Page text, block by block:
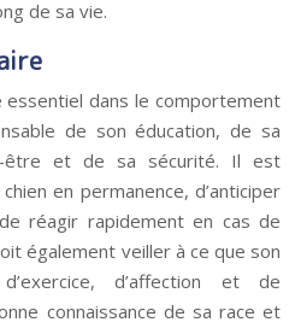
de sa vie.
dans le comportement
de son éducation, de sa
être et de sa sécurité. Il est
en permanence, d’anticiper
réagir rapidement en cas de
également veiller à ce que son
d’affection et de
connaissance de sa race et